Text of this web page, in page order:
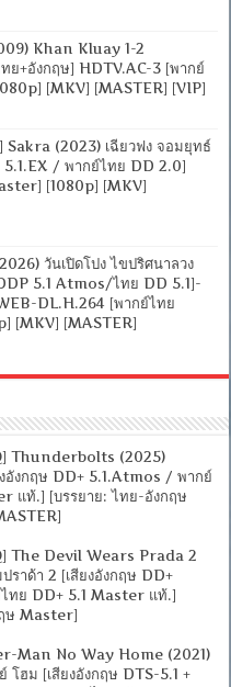
Khan Kluay 1-2
ย+อังกฤษ] HDTV.AC-3 [พากย์
[MKV] [MASTER] [VIP]
Sakra (2023) เฉียวฟง จอมยุทธ์
5.1.EX / พากย์ไทย DD 2.0]
[1080p] [MKV]
วันเปิดโปง ไขปริศนาลวง
5.1 Atmos/ไทย DD 5.1]-
DL.H.264 [พากย์ไทย
[MKV] [MASTER]
Thunderbolts (2025)
งอังกฤษ DD+ 5.1.Atmos / พากย์
แท้.] [บรรยาย: ไทย-อังกฤษ
The Devil Wears Prada 2
ราด้า 2 [เสียงอังกฤษ DD+
ทย DD+ 5.1 Master แท้.]
ษ Master]
Man No Way Home (2021)
โฮม [เสียงอังกฤษ DTS-5.1 +